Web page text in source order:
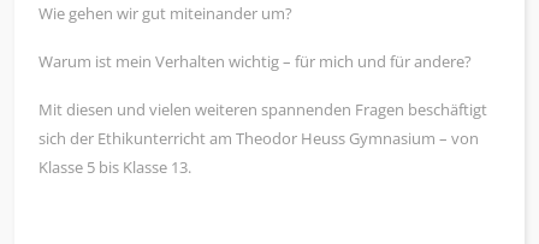
Wie gehen wir gut miteinander um?
Warum ist mein Verhalten wichtig – für mich und für andere?
Mit diesen und vielen weiteren spannenden Fragen beschäftigt
sich der Ethikunterricht am Theodor Heuss Gymnasium – von
Klasse 5 bis Klasse 13.